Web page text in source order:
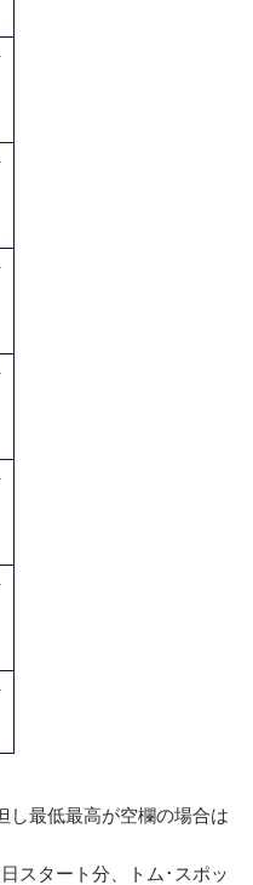
し最低最高が空欄の場合は
スタート分、トム･スポッ